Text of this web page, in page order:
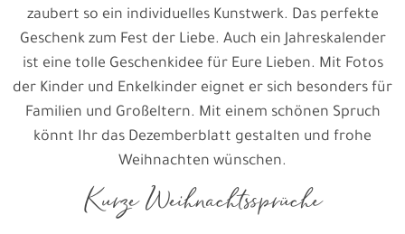
zaubert so ein individuelles Kunstwerk. Das perfekte
Geschenk zum Fest der Liebe. Auch ein Jahreskalender
ist eine tolle Geschenkidee für Eure Lieben. Mit Fotos
der Kinder und Enkelkinder eignet er sich besonders für
Familien und Großeltern. Mit einem schönen Spruch
könnt Ihr das Dezemberblatt gestalten und frohe
Weihnachten wünschen.
Kurze Weihnachtssprüche